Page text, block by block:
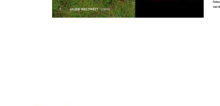
seminare@paulparey.de